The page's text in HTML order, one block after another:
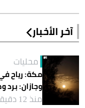
آخر الأخبار
محليات
وجازان:
منذ 12 دقيقة